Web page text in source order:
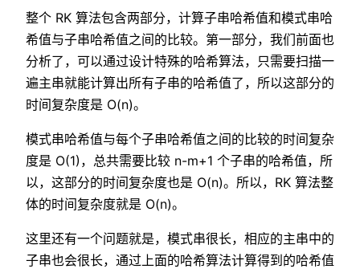
整个 RK 算法包含两部分，计算子串哈希值和模式串哈
希值与子串哈希值之间的比较。第一部分，我们前面也
分析了，可以通过设计特殊的哈希算法，只需要扫描一
遍主串就能计算出所有子串的哈希值了，所以这部分的
时间复杂度是 O(n)。
模式串哈希值与每个子串哈希值之间的比较的时间复杂
度是 O(1)，总共需要比较 n-m+1 个子串的哈希值，所
以，这部分的时间复杂度也是 O(n)。所以，RK 算法整
体的时间复杂度就是 O(n)。
这里还有一个问题就是，模式串很长，相应的主串中的
子串也会很长，通过上面的哈希算法计算得到的哈希值